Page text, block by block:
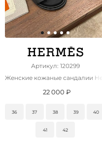
Артикул: 120299
Женские кожаные сандалии
22 000 ₽
36 37 38 39 40
41 42